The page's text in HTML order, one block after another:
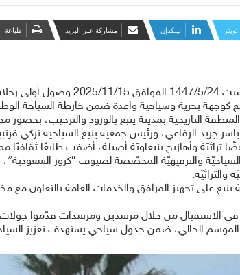
تويتر لينكدإن مشاركة عبر البريد طباعة
شهد ميناء ينبع التجاري،
كوجهة بحرية وسياحية واعدة ضمن خارطة السياحة
التاريخية بمدينة ينبع بالورود والترحيب،
جريد الرفاعي، ورئيس جمعية ينبع السياحية تركي
تراثيّة وأهازيج ينبعاويّة أصيلة، أضفت طابعًا
والترفيهيّة المخصّصة لضيوف “كروز السعودية”،
والتراثيّة.
على تجهيز المرافق والخدمات العامة بالتعاون مع
في الاستقبال من خلال مرشدين ومرشدات قدّموا جولات
الموسم الحالي، ضمن جدول سياحي يستهدف تعزيز